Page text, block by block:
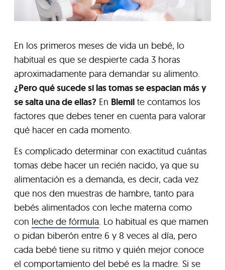
En los primeros meses de vida un bebé, lo
habitual es que se despierte cada 3 horas
aproximadamente para demandar su alimento.
¿Pero qué sucede si las tomas se espacian más y
se salta una de ellas? En Blemil te contamos los
factores que debes tener en cuenta para valorar
qué hacer en cada momento.
Es complicado determinar con exactitud cuántas
tomas debe hacer un recién nacido, ya que su
alimentación es a demanda, es decir, cada vez
que nos den muestras de hambre, tanto para
bebés alimentados con leche materna como
con leche de fórmula . Lo habitual es que mamen
o pidan biberón entre 6 y 8 veces al día, pero
cada bebé tiene su ritmo y quién mejor conoce
el comportamiento del bebé es la madre. Si se